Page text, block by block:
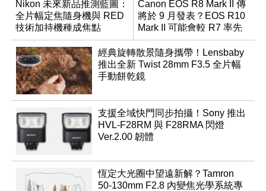
Nikon 未來新品推測藍圖：
全片幅定焦隨身機與 RED
技術加持機種成焦點
Canon EOS R8 Mark II 傳
將於 9 月發表？EOS R10
Mark II 可能會較 R7 率先
推出
經典旋轉散景隨身攜帶！Lensbaby
推出全新 Twist 28mm F3.5 全片幅
手動餅乾鏡
支援全域快門同步拍攝！Sony 推出
HVL-F28RM 與 F28RMA 閃燈
Ver.2.00 韌體
恆定大光圈中望遠新解？Tamron
50-130mm F2.8 內變焦光學系統專